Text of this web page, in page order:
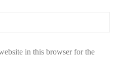
in this browser for the